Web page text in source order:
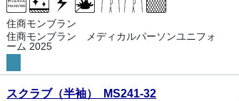
住商モンブラン
住商モンブラン メディカルパーソンユニフォ
ーム 2025
スクラブ（半袖） MS241-32